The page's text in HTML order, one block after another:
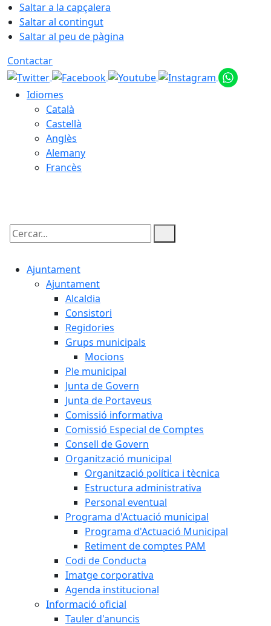
Saltar a la capçalera
Saltar al contingut
Saltar al peu de pàgina
Contactar
Idiomes
Català
Castellà
Anglès
Alemany
Francès
Cercar:
Ajuntament
Ajuntament
Alcaldia
Consistori
Regidories
Grups municipals
Mocions
Ple municipal
Junta de Govern
Junta de Portaveus
Comissió informativa
Comissió Especial de Comptes
Consell de Govern
Organització municipal
Organització política i tècnica
Estructura administrativa
Personal eventual
Programa d'Actuació municipal
Programa d'Actuació Municipal
Retiment de comptes PAM
Codi de Conducta
Imatge corporativa
Agenda institucional
Informació oficial
Tauler d'anuncis